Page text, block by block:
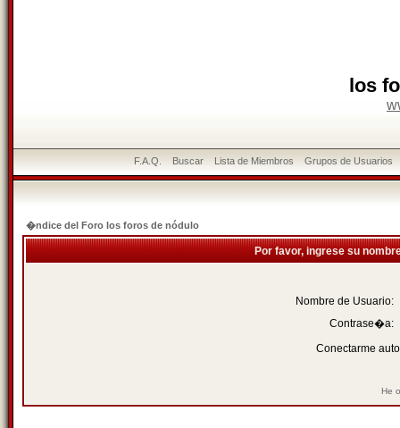
los
F.A.Q. Buscar Lista de Miembros Grupos de Usuarios
�ndice del Foro los foros de nódulo
Por favor, ingrese su
Nombre de Usuario:
Contrase�a:
Conectarme
He